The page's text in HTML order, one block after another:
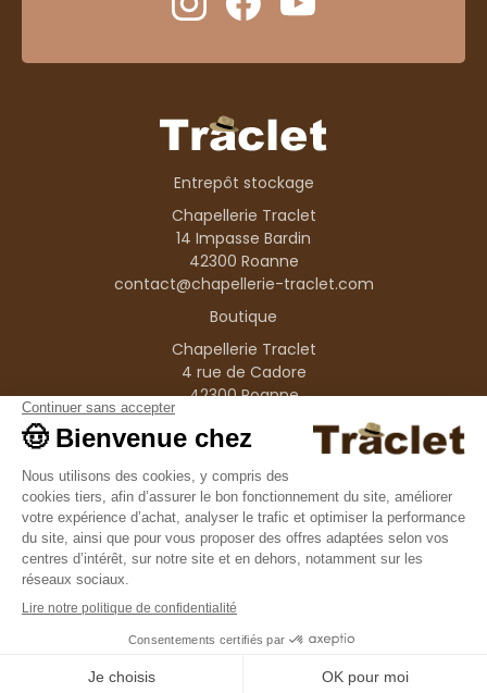
Entrepôt stockage
Chapellerie Traclet
14 Impasse Bardin
42300 Roanne
contact@chapellerie-traclet.com
Boutique
Chapellerie Traclet
4 rue de Cadore
42300 Roanne
Produits
Nos marques